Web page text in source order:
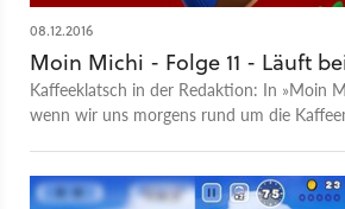
Unser Angespielt-Fazit: Super Mario Run
Mario
08.12.2016
Moin Michi - Folge 11 - Läuft
Kaffeeklatsch in der Redaktion: In »Moin
wenn wir uns morgens rund um die
Nintendo macht Mario zum Mobile-Spiel-